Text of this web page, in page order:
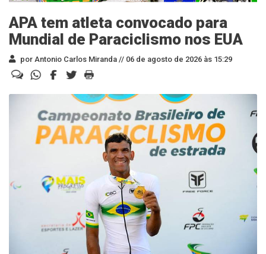
APA tem atleta convocado para
Mundial de Paraciclismo nos EUA
por Antonio Carlos Miranda // 06 de agosto de 2026 às 15:29